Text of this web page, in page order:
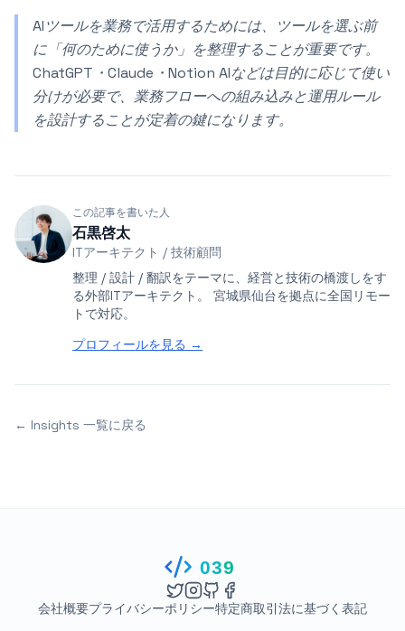
AIツールを業務で活用するためには、ツールを選ぶ前
に「何のために使うか」を整理することが重要です。
ChatGPT・Claude・Notion AIなどは目的に応じて使い
分けが必要で、業務フローへの組み込みと運用ルール
を設計することが定着の鍵になります。
この記事を書いた人
石黒啓太
ITアーキテクト / 技術顧問
整理 / 設計 / 翻訳をテーマに、経営と技術の橋渡しをす
る外部ITアーキテクト。 宮城県仙台を拠点に全国リモー
トで対応。
プロフィールを見る →
← Insights 一覧に戻る
039
会社概要プライバシーポリシー特定商取引法に基づく表記